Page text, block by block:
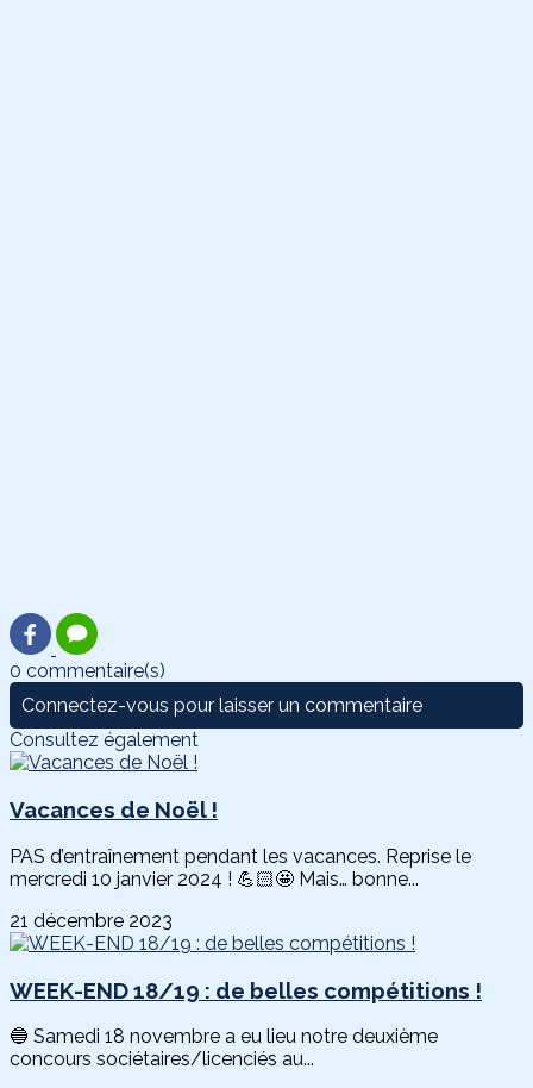
0 commentaire(s)
Connectez-vous pour laisser un commentaire
Consultez également
Vacances de Noël !
PAS d’entraînement pendant les vacances. Reprise le
mercredi 10 janvier 2024 ! 💪🏻🤩 Mais… bonne...
21 décembre 2023
WEEK-END 18/19 : de belles compétitions !
🔵 Samedi 18 novembre a eu lieu notre deuxième
concours sociétaires/licenciés au...